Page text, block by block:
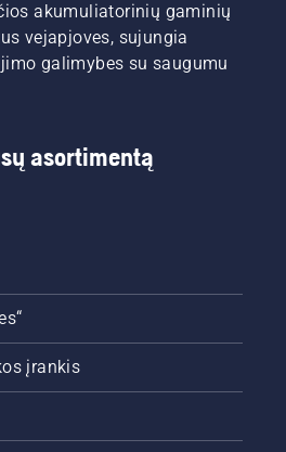
akumuliatorinių gaminių
vejapjoves, sujungia
galimybes su saugumu
asortimentą
įrankis